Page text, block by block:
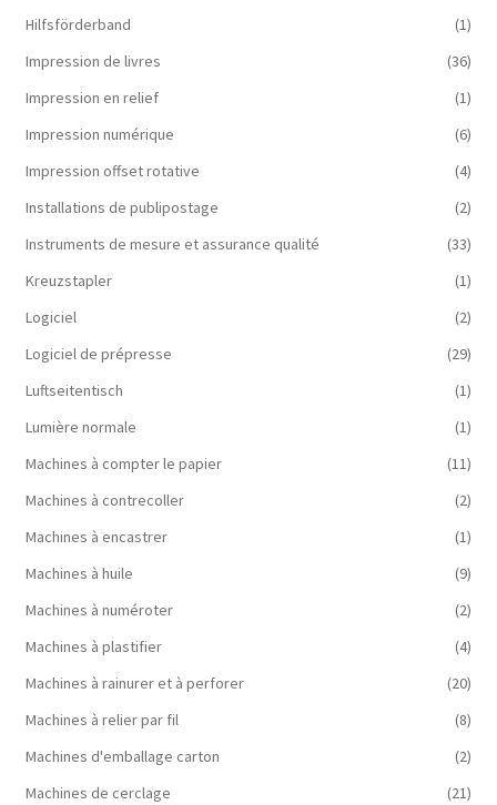
Hilfsförderband
(1)
Impression de livres
(36)
Impression en relief
(1)
Impression numérique
(6)
Impression offset rotative
(4)
Installations de publipostage
(2)
Instruments de mesure et assurance qualité
(33)
Kreuzstapler
(1)
Logiciel
(2)
Logiciel de prépresse
(29)
Luftseitentisch
(1)
Lumière normale
(1)
Machines à compter le papier
(11)
Machines à contrecoller
(2)
Machines à encastrer
(1)
Machines à huile
(9)
Machines à numéroter
(2)
Machines à plastifier
(4)
Machines à rainurer et à perforer
(20)
Machines à relier par fil
(8)
Machines d'emballage carton
(2)
Machines de cerclage
(21)